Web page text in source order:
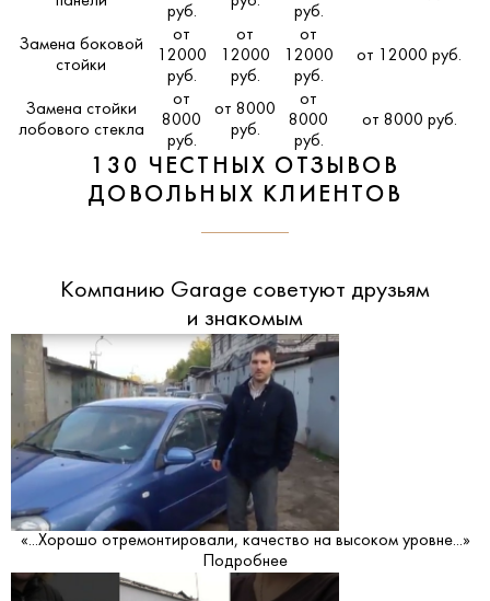
руб.
руб.
Замена боковой
стойки
от
12000
руб.
от
12000
руб.
от
12000
руб.
от 12000 руб.
Замена стойки
лобового стекла
от
8000
руб.
от 8000
руб.
от
8000
руб.
от 8000 руб.
130 ЧЕСТНЫХ ОТЗЫВОВ
ДОВОЛЬНЫХ КЛИЕНТОВ
Компанию Garage советуют друзьям
и знакомым
«...Хорошо отремонтировали, качество на высоком уровне...»
Подробнее